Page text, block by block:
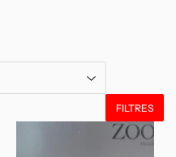
FILTRES